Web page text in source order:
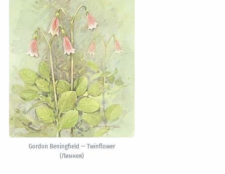
Gordon Beningfield — Twinflower
(Линнея)